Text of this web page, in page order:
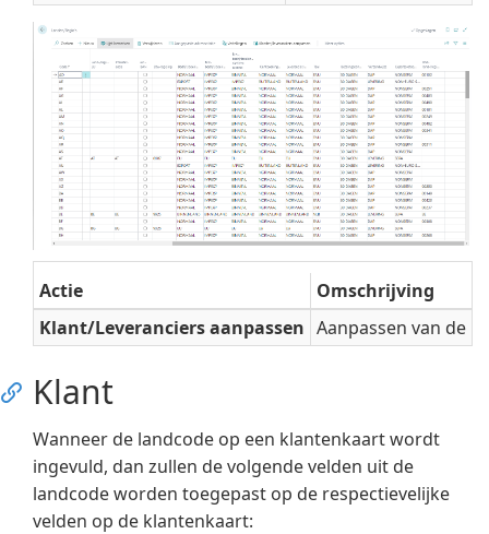
Actie
Omschrijving
Klant/Leveranciers aanpassen Aanpassen van de
Klant
Wanneer de landcode op een klantenkaart wordt
ingevuld, dan zullen de volgende velden uit de
landcode worden toegepast op de respectievelijke
velden op de klantenkaart: